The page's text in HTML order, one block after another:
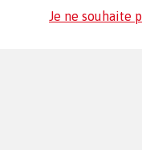
Je ne souhaite